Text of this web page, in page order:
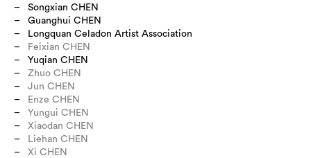
Songxian CHEN
Guanghui CHEN
Longquan Celadon Artist Association
Feixian CHEN
Yuqian CHEN
Zhuo CHEN
Jun CHEN
Enze CHEN
Yungui CHEN
Xiaodan CHEN
Liehan CHEN
Xi CHEN